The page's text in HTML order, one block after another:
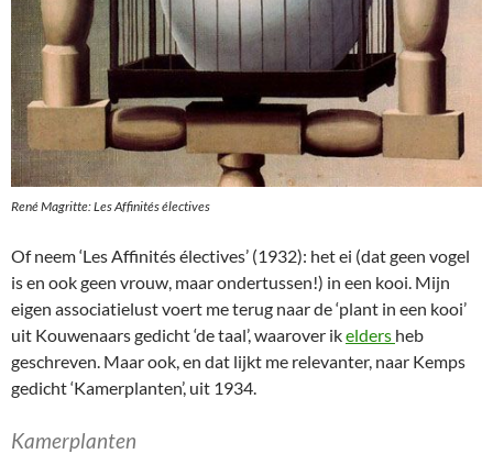
René Magritte: Les Affinités électives
Of neem ‘Les Affinités électives’ (1932): het ei (dat geen vogel
is en ook geen vrouw, maar ondertussen!) in een kooi. Mijn
eigen associatielust voert me terug naar de ‘plant in een kooi’
uit Kouwenaars gedicht ‘de taal’, waarover ikelders heb
geschreven. Maar ook, en dat lijkt me relevanter, naar Kemps
gedicht ‘Kamerplanten’, uit 1934.
Kamerplanten